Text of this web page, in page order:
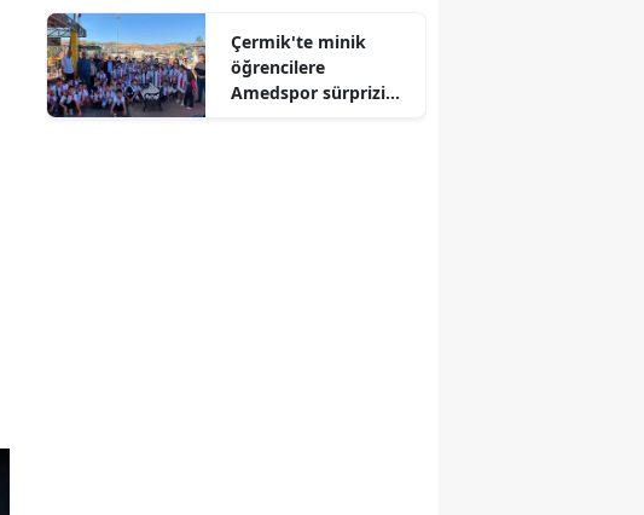
Çermik'te minik
öğrencilere
Amedspor sürprizi